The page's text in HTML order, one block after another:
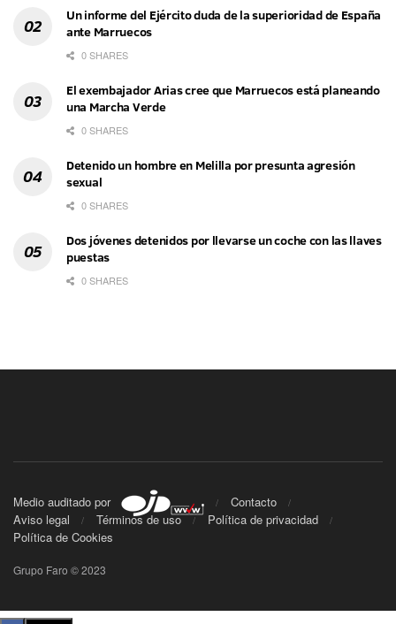
Un informe del Ejército duda de la superioridad de España
ante Marruecos
0 SHARES
El exembajador Arias cree que Marruecos está planeando
una Marcha Verde
0 SHARES
Detenido un hombre en Melilla por presunta agresión
sexual
0 SHARES
Dos jóvenes detenidos por llevarse un coche con las llaves
puestas
0 SHARES
Medio auditado por
Contacto
Aviso legal
Términos de uso
Política de privacidad
Política de Cookies
Grupo Faro © 2023